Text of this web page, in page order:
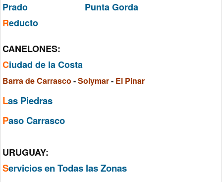
Prado
Punta Gorda
Reducto
CANELONES:
Ciudad de la Costa
Barra de Carrasco -Solymar- El Pinar
Las Piedras
Paso Carrasco
URUGUAY:
Servicios en Todas las Zonas